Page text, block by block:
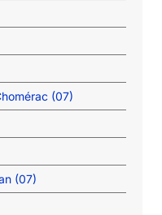
(07)
(07)